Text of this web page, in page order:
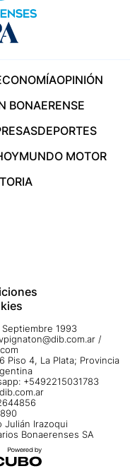
OPINIÓN
BONAERENSE
DEPORTES
MUNDO MOTOR
1993
/
Piso 4, La Plata; Provincia
+5492215031783
Julián Irazoqui
Bonaerenses SA